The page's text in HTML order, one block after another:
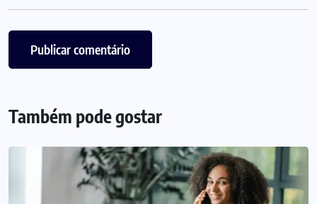
Também pode gostar